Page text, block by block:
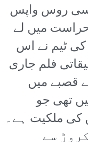
کو الیکسی روس واپس
حراست میں لے
اس کی ٹیم نے اس
فلم جاری
قصبے میں
تھی جو
کی ملکیت ہے۔
ابھی تک اس ویڈیو کو 10 کروڑ سے